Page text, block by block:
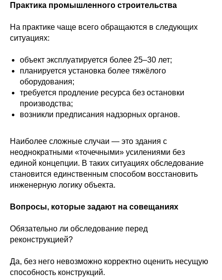
Практика промышленного строительства
На практике чаще всего обращаются в следующих
ситуациях:
объект эксплуатируется более 25–30 лет;
планируется установка более тяжёлого
оборудования;
требуется продление ресурса без остановки
производства;
возникли предписания надзорных органов.
Наиболее сложные случаи — это здания с
неоднократными «точечными» усилениями без
единой концепции. В таких ситуациях обследование
становится единственным способом восстановить
инженерную логику объекта.
Вопросы, которые задают на совещаниях
Обязательно ли обследование перед
реконструкцией?
Да, без него невозможно корректно оценить несущую
способность конструкций.